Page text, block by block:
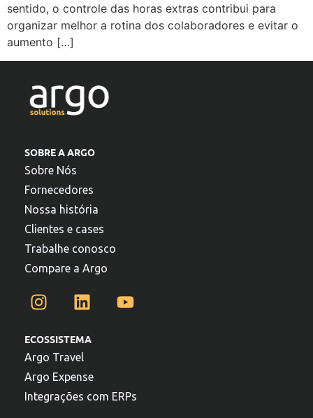
sentido, o controle das horas extras contribui para
organizar melhor a rotina dos colaboradores e evitar o
aumento […]
SOBRE A ARGO
Sobre Nós
Fornecedores
Nossa história
Clientes e cases
Trabalhe conosco
Compare a Argo
ECOSSISTEMA
Argo Travel
Argo Expense
Integrações com ERPs